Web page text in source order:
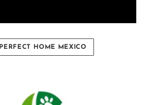
PERFECT HOME MEXICO